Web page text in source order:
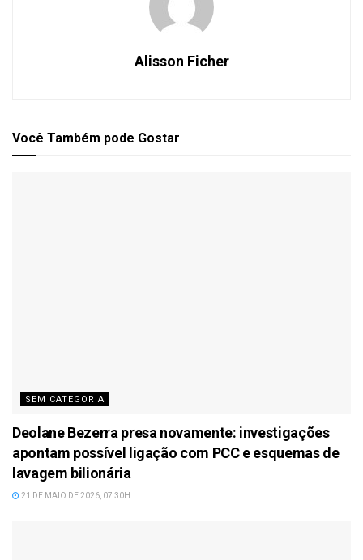
Alisson Ficher
Você Também pode Gostar
SEM CATEGORIA
Deolane Bezerra presa novamente: investigações
apontam possível ligação com PCC e esquemas de
lavagem bilionária
21 DE MAIO DE 2026, 07:30H